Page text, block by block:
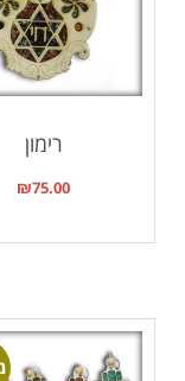
רימון
₪75.00